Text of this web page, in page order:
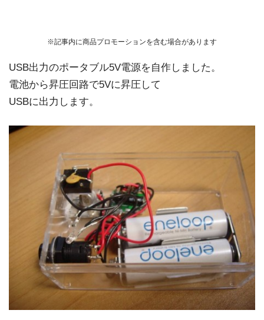
※記事内に商品プロモーションを含む場合があります
USB出力のポータブル5V電源を自作しました。
電池から昇圧回路で5Vに昇圧して
USBに出力します。